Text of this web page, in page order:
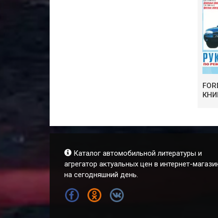
Каталог автомобильной литературы и
агрегатор актуальных цен в интернет-
на сегодняшний день.
FB OK VK